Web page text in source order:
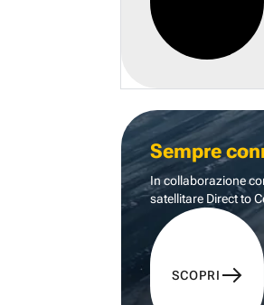
Sempre
In collaborazione
satellitare Direct to
SCOPRI